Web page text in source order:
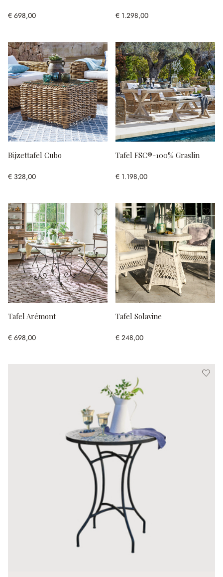
€ 698,00 € 1.298,00
Bijzettafel Cubo
€ 328,00
Tafel FSC®-100% Graslin
€ 1.198,00
Tafel Arémont
€ 698,00
Tafel Solavine
€ 248,00